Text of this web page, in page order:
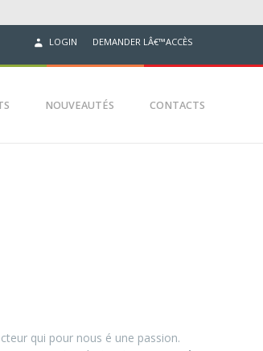
LOGIN DEMANDER LÂ€™ACCÈS
NOUVEAUTÉS CONTACTS
qui pour nous é une passion.